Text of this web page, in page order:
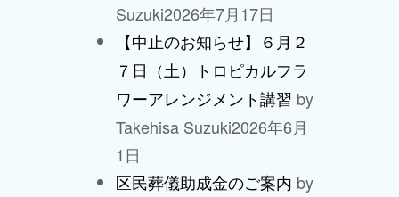
Suzuki2026年7月17日
【中止のお知らせ】６月２
７日（土）トロピカルフラ
ワーアレンジメント講習 by
Takehisa Suzuki2026年6月
1日
区民葬儀助成金のご案内 by